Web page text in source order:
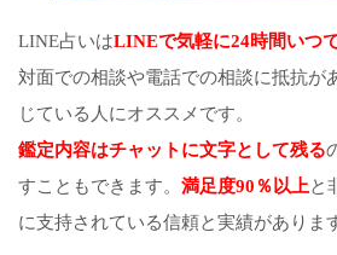
LINE占いはLINEで気軽に24時間いつ
対面での相談や電話での相談に抵抗が
じている人にオススメです。
鑑定内容はチャットに文字として残る
すこともできます。 満足度90％以上と
に支持されている信頼と実績がありま